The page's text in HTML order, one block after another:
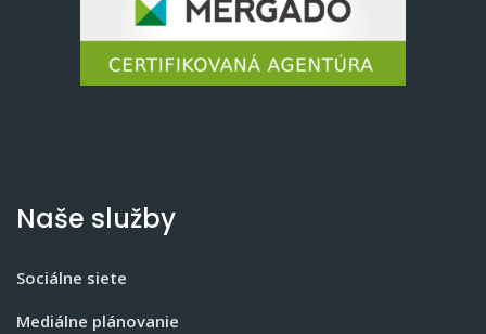
Naše služby
Sociálne siete
Mediálne plánovanie